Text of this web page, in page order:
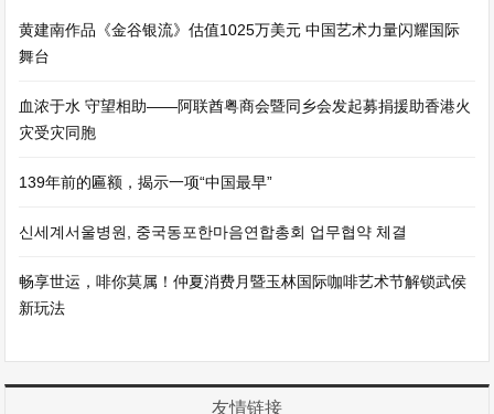
黄建南作品《金谷银流》估值1025万美元 中国艺术力量闪耀国际
舞台
血浓于水 守望相助——阿联酋粤商会暨同乡会发起募捐援助香港火
灾受灾同胞
139年前的匾额，揭示一项“中国最早”
신세계서울병원, 중국동포한마음연합총회 업무협약 체결
畅享世运，啡你莫属！仲夏消费月暨玉林国际咖啡艺术节解锁武侯
新玩法
友情链接